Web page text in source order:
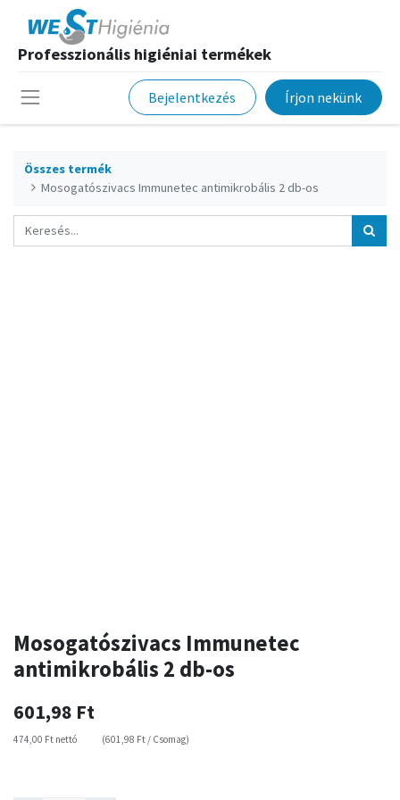
Professzionális higiéniai termékek
Bejelentkezés Írjon nekünk
Összes termék
Mosogatószivacs Immunetec antimikrobális 2 db-os
Mosogatószivacs Immunetec
antimikrobális 2 db-os
601,98 Ft
474,00 Ft nettó (601,98 Ft / Csomag)